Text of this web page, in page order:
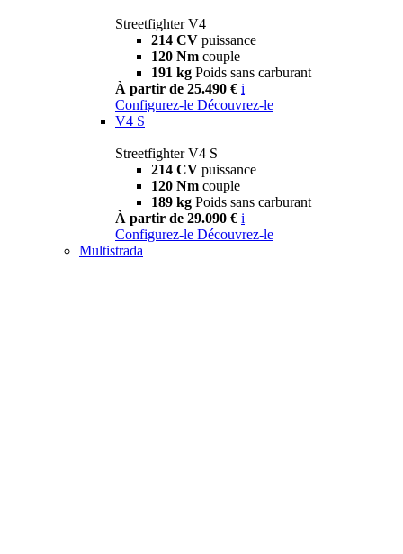
Streetfighter V4
214 CV puissance
120 Nm couple
191 kg Poids sans carburant
À partir de 25.490 € i
Configurez-le Découvrez-le
V4 S
Streetfighter V4 S
214 CV puissance
120 Nm couple
189 kg Poids sans carburant
À partir de 29.090 € i
Configurez-le Découvrez-le
Multistrada